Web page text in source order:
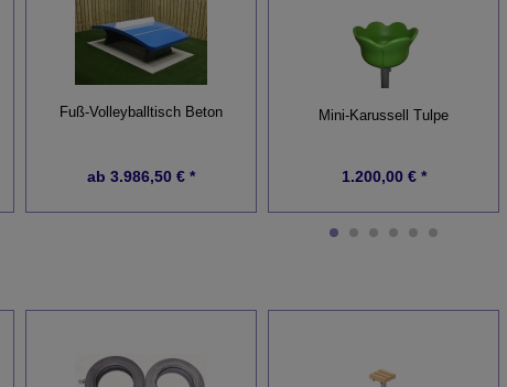
Fuß-Volleyballtisch Beton
ab 3.986,50 € *
Mini-Karussell Tulpe
1.200,00 € *